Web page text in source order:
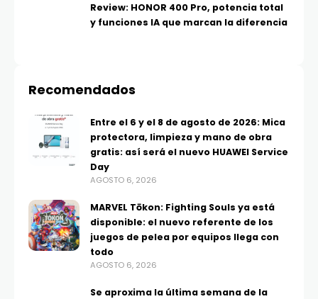
Review: HONOR 400 Pro, potencia total
y funciones IA que marcan la diferencia
Recomendados
Entre el 6 y el 8 de agosto de 2026: Mica
protectora, limpieza y mano de obra
gratis: así será el nuevo HUAWEI Service
Day
AGOSTO 6, 2026
MARVEL Tōkon: Fighting Souls ya está
disponible: el nuevo referente de los
juegos de pelea por equipos llega con
todo
AGOSTO 6, 2026
Se aproxima la última semana de la